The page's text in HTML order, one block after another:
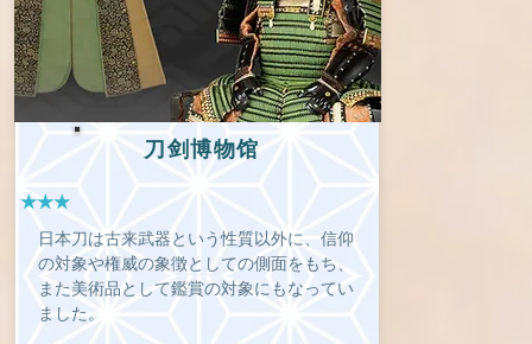
刀剑博物馆
★★★
日本刀は古来武器という性質以外に、信仰
の対象や権威の象徴としての側面をもち、
また美術品として鑑賞の対象にもなってい
ました。